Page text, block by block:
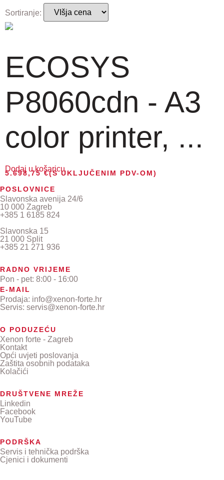
Sortiranje:
ECOSYS
P8060cdn - A3
color printer, ...
5.698,75€(S UKLJUČENIM PDV-OM)
Dodaj u košaricu
POSLOVNICE
Slavonska avenija 24/6
10 000 Zagreb
+385 1 6185 824
Slavonska 15
21 000 Split
+385 21 271 936
RADNO VRIJEME
Pon - pet: 8:00 - 16:00
E-MAIL
Prodaja: info@xenon-forte.hr
Servis: servis@xenon-forte.hr
O PODUZEĆU
Xenon forte - Zagreb
Kontakt
Opći uvjeti poslovanja
Zaštita osobnih podataka
Kolačići
DRUŠTVENE MREŽE
Linkedin
Facebook
YouTube
PODRŠKA
Servis i tehnička podrška
Cjenici i dokumenti